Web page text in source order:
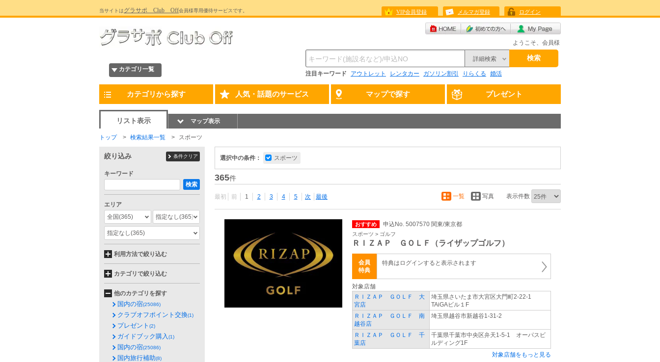
当サイトはグラサポ Club Off会員様専用優待サービスです。 VIP会員登録 メルマガ登録 ログイン
ようこそ、会員様
カテゴリ一覧
詳細検索 検索
注目キーワード アウトレット レンタカー ガソリン割引 りらくる 婚活
カテゴリから探す 人気・話題のサービス マップで探す プレゼント
リスト表示 マップ表示
トップ 検索結果一覧 スポーツ
選択中の条件： スポーツ
365件
最初 前 1 2 3 4 5 次 最後 一覧 写真 表示件数
おすすめ 申込No. 5007570 関東/東京都
スポーツ > ゴルフ
ＲＩＺＡＰ ＧＯＬＦ（ライザップゴルフ）
会員
特典
特典はログインすると表示されます
対象店舗
ＲＩＺＡＰ ＧＯＬＦ 大
宮店
埼玉県さいたま市大宮区大門町2-22-1
TAiGAビル１F
ＲＩＺＡＰ ＧＯＬＦ 南
越谷店
埼玉県越谷市新越谷1-31-2
ＲＩＺＡＰ ＧＯＬＦ 千
葉店
千葉県千葉市中央区弁天1-5-1 オーパスビ
ルディング1F
対象店舗をもっと見る
絞り込み 条件クリア
キーワード
検索
エリア
全国(365) 指定なし(365)
指定なし(365)
利用方法で絞り込む
カテゴリで絞り込む
他のカテゴリを探す
国内の宿(25086)
クラブオフポイント交換(1)
プレゼント (2)
ガイドブック購入(1)
国内の宿(25086)
国内旅行補助(8)